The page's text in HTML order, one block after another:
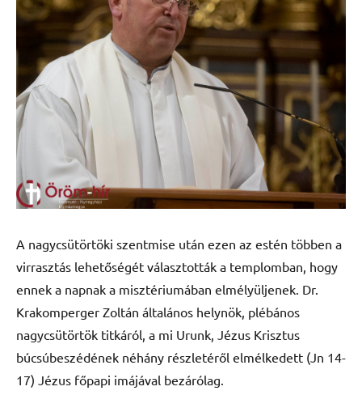
A nagycsütörtöki szentmise után ezen az estén többen a
virrasztás lehetőségét választották a templomban, hogy
ennek a napnak a misztériumában elmélyüljenek. Dr.
Krakomperger Zoltán általános helynök, plébános
nagycsütörtök titkáról, a mi Urunk, Jézus Krisztus
búcsúbeszédének néhány részletéről elmélkedett (Jn 14-
17) Jézus főpapi imájával bezárólag.